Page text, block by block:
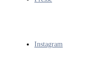
Instagram